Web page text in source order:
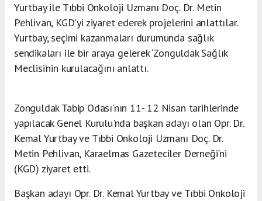
Yurtbay ile Tıbbi Onkoloji Uzmanı Doç. Dr. Metin
Pehlivan, KGD'yi ziyaret ederek projelerini anlattılar.
Yurtbay, seçimi kazanmaları durumunda sağlık
sendikaları ile bir araya gelerek ‘Zonguldak Sağlık
Meclisi’nin kurulacağını anlattı.
Zonguldak Tabip Odası'nın 11- 12 Nisan tarihlerinde
yapılacak Genel Kurulu'nda başkan adayı olan Opr. Dr.
Kemal Yurtbay ve Tıbbi Onkoloji Uzmanı Doç. Dr.
Metin Pehlivan, Karaelmas Gazeteciler Derneği'ni
(KGD) ziyaret etti.
Başkan adayı Opr. Dr. Kemal Yurtbay ve Tıbbi Onkoloji